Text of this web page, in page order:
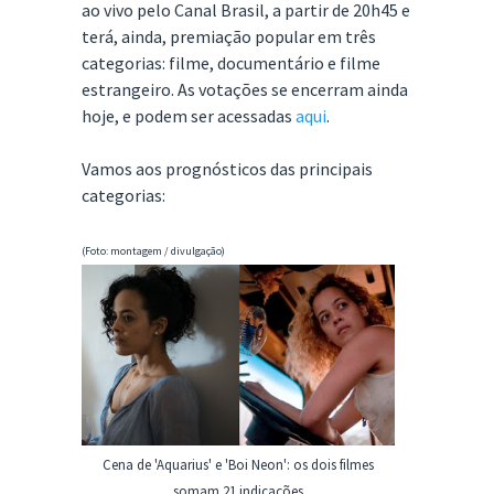
ao vivo pelo Canal Brasil, a partir de 20h45 e
terá, ainda, premiação popular em três
categorias: filme, documentário e filme
estrangeiro. As votações se encerram ainda
hoje, e podem ser acessadas aqui.
Vamos aos prognósticos das principais
categorias:
(Foto: montagem / divulgação)
Cena de 'Aquarius' e 'Boi Neon': os dois filmes